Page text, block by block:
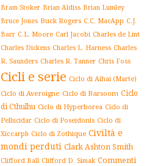
Bram Stoker Brian Aldiss Brian Lumley
Bruce Jones Buck Rogers C.C. MacApp C.J.
Barr C.L. Moore Carl Jacobi Charles de Lint
Charles Dickens Charles L. Harness Charles
R. Saunders Charles R. Tanner Chris Foss
Cicli e serie Ciclo di Aihai (Marte)
Ciclo di Averoigne Ciclo di Barsoom Ciclo
di Cthulhu Ciclo di Hyperborea Ciclo di
Pellucidar Ciclo di Poseidonis Ciclo di
Xiccarph Ciclo di Zothique Civiltà e
mondi perduti Clark Ashton Smith
Clifford Ball Clifford D. Simak Commenti